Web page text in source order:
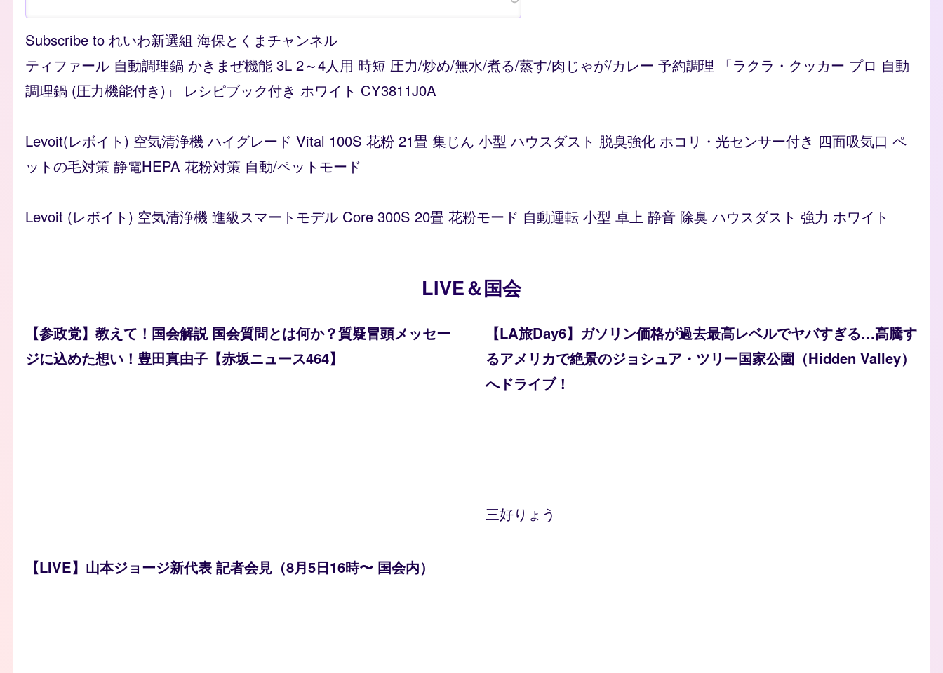
Subscribe to れいわ新選組 海保とくまチャンネル
ティファール 自動調理鍋 かきまぜ機能 3L 2～4人用 時短 圧力/炒め/無水/煮る/蒸す/肉じゃが/カレー 予約調理 「ラクラ・クッカー プロ 自動
調理鍋 (圧力機能付き)」 レシピブック付き ホワイト CY3811J0A
Levoit(レボイト) 空気清浄機 ハイグレード Vital 100S 花粉 21畳 集じん 小型 ハウスダスト 脱臭強化 ホコリ・光センサー付き 四面吸気口 ペ
ットの毛対策 静電HEPA 花粉対策 自動/ペットモード
Levoit (レボイト) 空気清浄機 進級スマートモデル Core 300S 20畳 花粉モード 自動運転 小型 卓上 静音 除臭 ハウスダスト 強力 ホワイト
LIVE＆国会
【参政党】教えて！国会解説 国会質問とは何か？質疑冒頭メッセー
ジに込めた想い！豊田真由子【赤坂ニュース464】
【LA旅Day6】ガソリン価格が過去最高レベルでヤバすぎる…高騰す
るアメリカで絶景のジョシュア・ツリー国家公園（Hidden Valley）
へドライブ！
三好りょう
【LIVE】山本ジョージ新代表 記者会見（8月5日16時〜 国会内）